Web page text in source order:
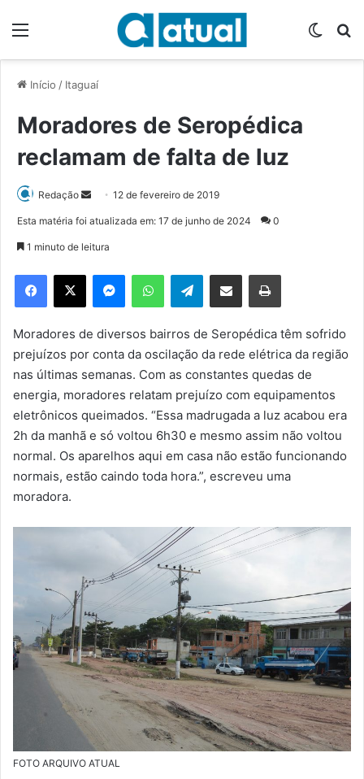
Início / Itaguaí
Moradores de Seropédica
reclamam de falta de luz
Redação
d
e
m
e
-
m
a
12 de fevereiro de 2019
Esta matéria foi atualizada em: 17 de junho de 2024 0
1 minuto de leitura
Telegram
Moradores de diversos bairros de Seropédica têm sofrido
prejuízos por conta da oscilação da rede elétrica da região
nas últimas semanas. Com as constantes quedas de
energia, moradores relatam prejuízo com equipamentos
eletrônicos queimados. “Essa madrugada a luz acabou era
2h da manhã e só voltou 6h30 e mesmo assim não voltou
normal. Os aparelhos aqui em casa não estão funcionando
normais, estão caindo toda hora.”, escreveu uma
moradora.
FOTO ARQUIVO ATUAL